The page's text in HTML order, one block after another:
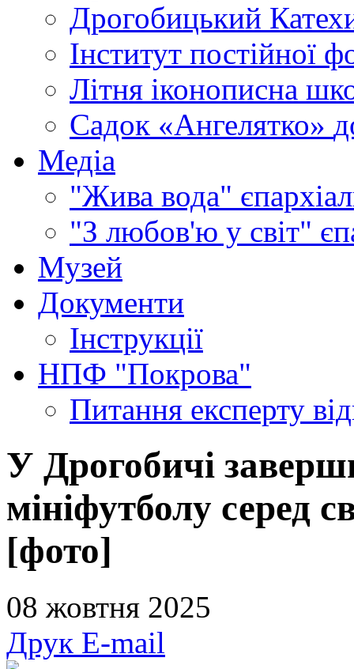
Дрогобицький
Інститут постійної
Літня іконописна
Садок «Ангелятко»
Медіа
"Жива вода"
"З любов'ю у світ"
Музей
Документи
Інструкції
НПФ "Покрова"
Питання експерту
У Дрогобичі
мініфутболу серед
[фото]
08 жовтня 2025
Друк E-mail